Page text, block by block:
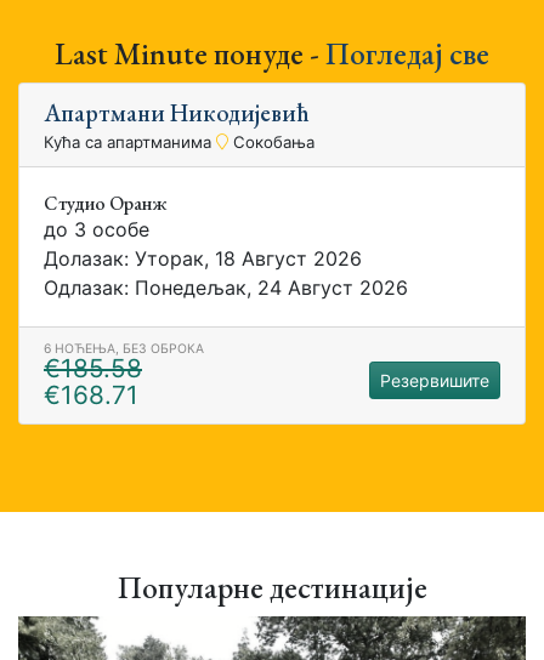
Last Minute понуде -Погледај све
Апартмани Никодијевић
Кућа са апартманима Сокобања
Студио Оранж
до 3 особе
Долазак: Уторак, 18 Август 2026
Одлазак: Понедељак, 24 Август 2026
6 НОЋЕЊА, БЕЗ ОБРОКА
€185.58
€168.71
Резервишите
Популарне дестинације